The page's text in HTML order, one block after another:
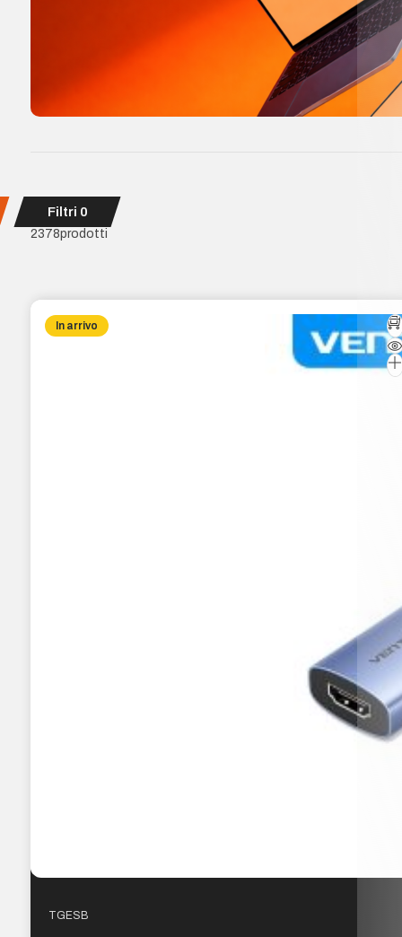
Filtri 0
2378prodotti
In arrivo
TGESB